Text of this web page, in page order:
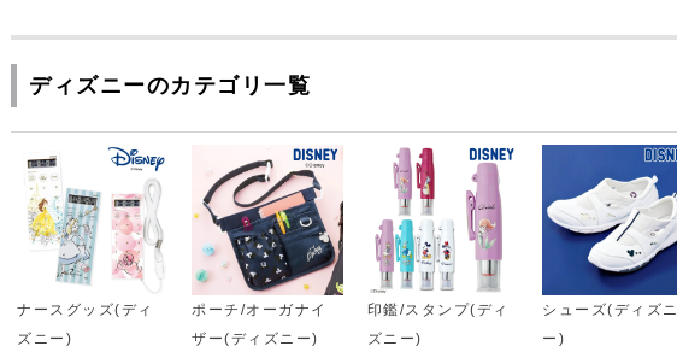
ディズニーのカテゴリ一覧
ナースグッズ(ディ
ズニー)
ポーチ/オーガナイ
ザー(ディズニー)
印鑑/スタンプ(ディ
ズニー)
シューズ(ディズニ
ー)